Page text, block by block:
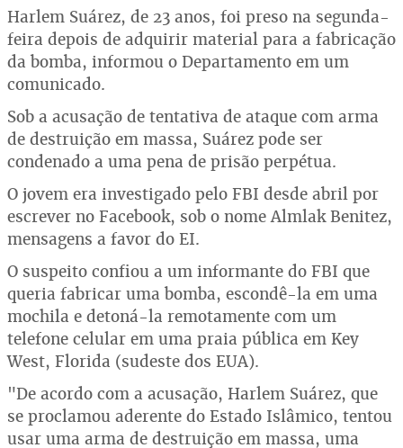
Harlem Suárez, de 23 anos, foi preso na segunda-
feira depois de adquirir material para a fabricação
da bomba, informou o Departamento em um
comunicado.
Sob a acusação de tentativa de ataque com arma
de destruição em massa, Suárez pode ser
condenado a uma pena de prisão perpétua.
O jovem era investigado pelo FBI desde abril por
escrever no Facebook, sob o nome Almlak Benitez,
mensagens a favor do EI.
O suspeito confiou a um informante do FBI que
queria fabricar uma bomba, escondê-la em uma
mochila e detoná-la remotamente com um
telefone celular em uma praia pública em Key
West, Florida (sudeste dos EUA).
"De acordo com a acusação, Harlem Suárez, que
se proclamou aderente do Estado Islâmico, tentou
usar uma arma de destruição em massa, uma